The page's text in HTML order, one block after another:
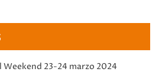
Weekend 23-24 marzo 2024